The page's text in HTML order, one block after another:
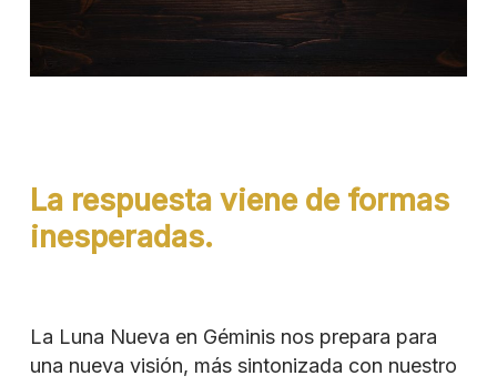
La respuesta viene de formas
inesperadas.
La Luna Nueva en Géminis nos prepara para
una nueva visión, más sintonizada con nuestro